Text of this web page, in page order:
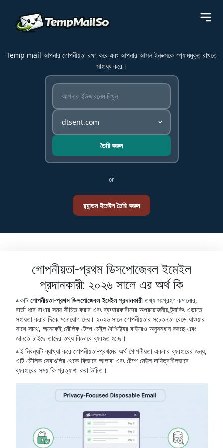
Temp mail আপনার গোপনীয়তা রক্ষা করে এবং আপনার আসল ইনবক্সকে স্প্যামমুক্ত রাখতে
সাহায্য করে।
তৈরি করুন
or
র‍্যান্ডম ইমেইল তৈরি করুন
গোপনীয়তা-প্রথম ডিসপোজেবল ইমেইল
প্রদানকারী: ২০২৬ সালে এর অর্থ কি
একটি গোপনীয়তা-প্রথম ডিসপোজেবল ইমেইল প্রদানকারীতথ্য সংগ্রহণ কমানোর,
বার্তা ধরে রাখার সময় সীমিত করার এবং ব্যবহারকারীদের অপ্রয়োজনীয় ট্র্যাকিং এড়াতে
সহায়তা করার দিকে মনোযোগ দেয়। ২০২৬ সালে গোপনীয়তার সচেতনতা বেড়ে যাওয়ার
সাথে সাথে, অনেকেই মৌলিক টেম্প মেইল বৈশিষ্ট্যের বাইরেও অনুসন্ধান করছে এবং
জানতে চাইছে তাদের তথ্য কিভাবে ব্যবহৃত হচ্ছে।
এই নিবন্ধটি ব্যাখ্যা করে গোপনীয়তা-প্রথমের অর্থ গোপনীয়তা একবার ব্যবহারের জন্য,
এটি মৌলিক সেবাগুলির থেকে কিভাবে আলাদা এবং টেম্প মেইল দায়িত্বশীলভাবে
ব্যবহারের সময় কি প্রত্যাশা করা উচিত।